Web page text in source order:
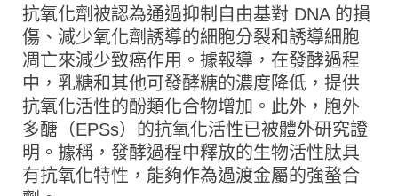
抗氧化劑被認為通過抑制自由基對 DNA 的損
傷、減少氧化劑誘導的細胞分裂和誘導細胞
凋亡來減少致癌作用。據報導，在發酵過程
中，乳糖和其他可發酵糖的濃度降低，提供
抗氧化活性的酚類化合物增加。此外，胞外
多醣（EPSs）的抗氧化活性已被體外研究證
明。據稱，發酵過程中釋放的生物活性肽具
有抗氧化特性，能夠作為過渡金屬的強螯合